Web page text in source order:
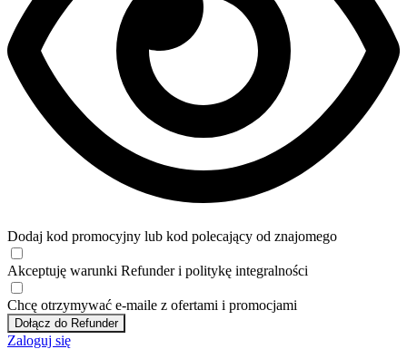
Dodaj kod promocyjny lub kod polecający od znajomego
Akceptuję warunki Refunder i politykę integralności
Chcę otrzymywać e-maile z ofertami i promocjami
Dołącz do Refunder
Zaloguj się